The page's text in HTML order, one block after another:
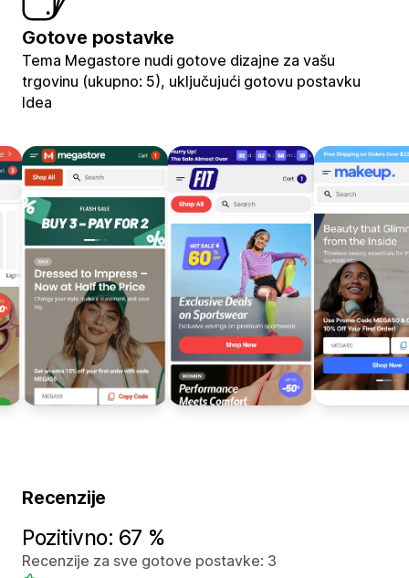
Gotove postavke
Tema Megastore nudi gotove dizajne za vašu
trgovinu (ukupno: 5), uključujući gotovu postavku
Idea
Recenzije
Pozitivno: 67 %
Recenzije za sve gotove postavke: 3